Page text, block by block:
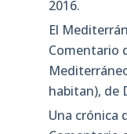
2016.
El
Comentario
habitan), de
Una crónica